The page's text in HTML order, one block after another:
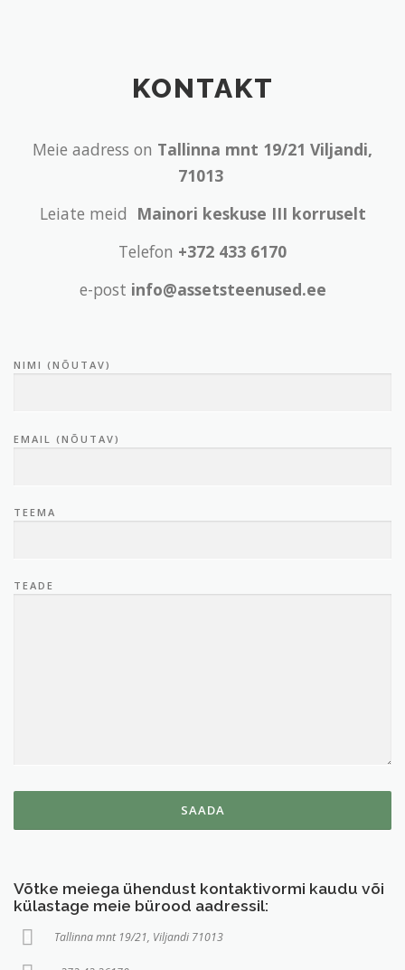
KONTAKT
Meie aadress on Tallinna mnt 19/21 Viljandi,
71013
Leiate meid Mainori keskuse III korruselt
Telefon +372 433 6170
e-post info@assetsteenused.ee
NIMI (NÕUTAV)
EMAIL (NÕUTAV)
TEEMA
TEADE
Võtke meiega ühendust kontaktivormi kaudu või
külastage meie bürood aadressil:
Tallinna mnt 19/21, Viljandi 71013